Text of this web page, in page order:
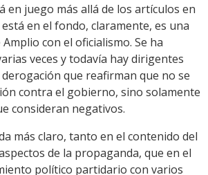
en juego más allá de los artículos en
en el fondo, claramente, es una
con el oficialismo. Se ha
veces y todavía hay dirigentes
que reafirman que no se
contra el gobierno, sino solamente
consideran negativos.
más claro, tanto en el contenido del
de la propaganda, que en el
político partidario con varios